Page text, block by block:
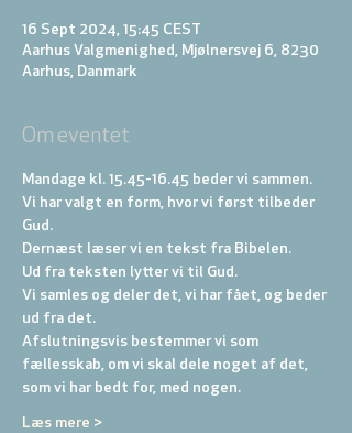
16 Sept 2024, 15:45 CEST
Aarhus Valgmenighed, Mjølnersvej 6, 8230
Aarhus, Danmark
Om eventet
Mandage kl. 15.45-16.45 beder vi sammen.
Vi har valgt en form, hvor vi først tilbeder
Gud.
Dernæst læser vi en tekst fra Bibelen.
Ud fra teksten lytter vi til Gud.
Vi samles og deler det, vi har fået, og beder
ud fra det.
Afslutningsvis bestemmer vi som
fællesskab, om vi skal dele noget af det,
som vi har bedt for, med nogen.
Læs mere >